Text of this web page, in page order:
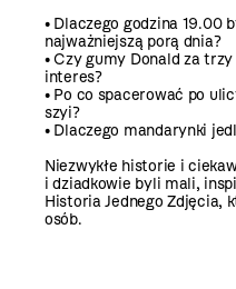
• Dlaczego godzina 19.00
najważniejszą porą dnia?
• Czy gumy Donald za
interes?
• Po co spacerować po
szyi?
• Dlaczego mandarynki
Niezwykłe historie i
i dziadkowie byli mali,
Historia Jednego Zdjęcia,
osób.